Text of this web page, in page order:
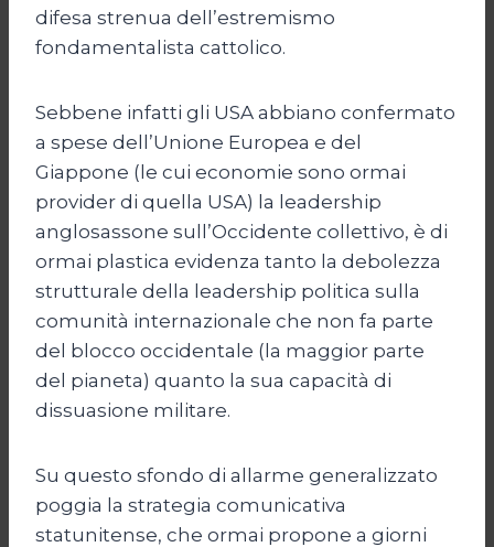
difesa strenua dell’estremismo
fondamentalista cattolico.
Sebbene infatti gli USA abbiano confermato
a spese dell’Unione Europea e del
Giappone (le cui economie sono ormai
provider di quella USA) la leadership
anglosassone sull’Occidente collettivo, è di
ormai plastica evidenza tanto la debolezza
strutturale della leadership politica sulla
comunità internazionale che non fa parte
del blocco occidentale (la maggior parte
del pianeta) quanto la sua capacità di
dissuasione militare.
Su questo sfondo di allarme generalizzato
poggia la strategia comunicativa
statunitense, che ormai propone a giorni